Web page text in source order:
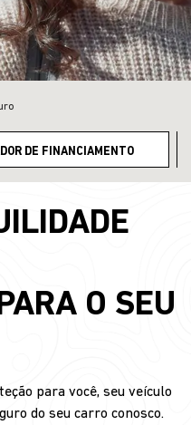
DE FINANCIAMENTO
O SEU
para você, seu veículo
do seu carro conosco.